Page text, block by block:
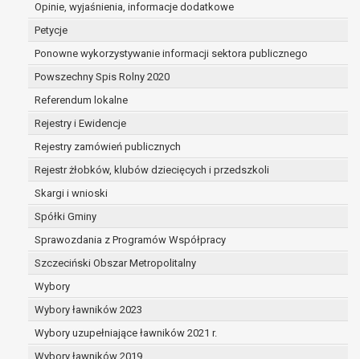
Opinie, wyjaśnienia, informacje dodatkowe
Petycje
Ponowne wykorzystywanie informacji sektora publicznego
Powszechny Spis Rolny 2020
Referendum lokalne
Rejestry i Ewidencje
Rejestry zamówień publicznych
Rejestr żłobków, klubów dziecięcych i przedszkoli
Skargi i wnioski
Spółki Gminy
Sprawozdania z Programów Współpracy
Szczeciński Obszar Metropolitalny
Wybory
Wybory ławników 2023
Wybory uzupełniające ławników 2021 r.
Wybory ławników 2019
wykaże on istnienie ważnych prawnie
podstaw do ustalenia, dochodzenia lub obrony
W przypadku gdy przetwarzanie danych osobowych
na przetwarzanie danych osobowych (art. 6 ust. 1 lit a
do cofnięcia tej zgody w dowolnym momencie. Cofnięcie
przetwarzania, którego dokonano na podstawie zgody
Przysługuje Pani/Panu prawo wniesienia skargi do
prawem przetwarzanie Pani/Pana danych osobowych
Organem właściwym do wniesienia skargi jest Prezes
jest dobrowolne albo jest wymogiem ustawowym lub
Pani/Pana dane nie będą poddawane
również profilowaniu.